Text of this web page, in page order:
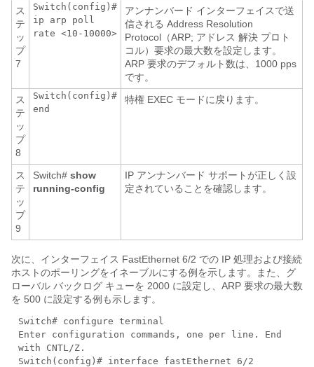
ス
テ
ッ
プ
7
Switch(config)#
ip arp poll
rate <10-10000>
アンナンバード インターフェイスで送
信される Address Resolution
Protocol（ARP; アドレス 解決 プロト
コル）要求の最大数を設定します。
ARP 要求のデフォルト数は、1000 pps
です。
ス
テ
ッ
プ
8
Switch(config)#
end
特権 EXEC モードに戻ります。
ス
テ
ッ
プ
9
Switch# show
running-config
IP アンナンバード サポートが正しく設
定されていることを確認します。
次に、インターフェイス FastEthernet 6/2 での IP 処理および接続
ホストのポーリングをイネーブルにする例を示します。また、グ
ローバル バックログ キューを 2000 に設定し、ARP 要求の最大数
を 500 に設定する例も示します。
Switch# configure terminal
Enter configuration commands, one per line. End
with CNTL/Z.
Switch(config)# interface fastEthernet 6/2